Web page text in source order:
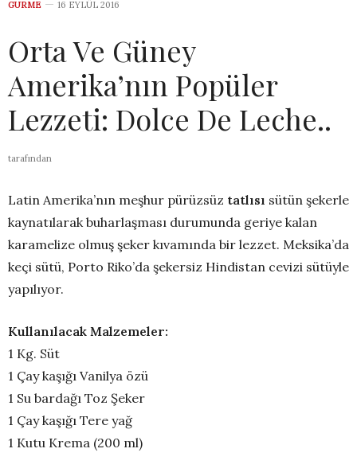
GURME 16 EYLÜL 2016
Orta Ve Güney
Amerika’nın Popüler
Lezzeti: Dolce De Leche..
tarafından
Latin Amerika’nın meşhur pürüzsüz tatlısı sütün şekerle
kaynatılarak buharlaşması durumunda geriye kalan
karamelize olmuş şeker kıvamında bir lezzet. Meksika’da
keçi sütü, Porto Riko’da şekersiz Hindistan cevizi sütüyle
yapılıyor.
Kullanılacak Malzemeler:
1 Kg. Süt
1 Çay kaşığı Vanilya özü
1 Su bardağı Toz Şeker
1 Çay kaşığı Tere yağ
1 Kutu Krema (200 ml)